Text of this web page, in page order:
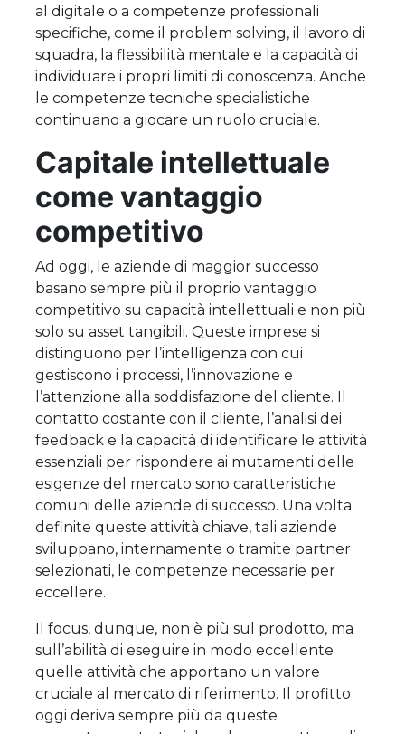
al digitale o a competenze professionali
specifiche, come il problem solving, il lavoro di
squadra, la flessibilità mentale e la capacità di
individuare i propri limiti di conoscenza. Anche
le competenze tecniche specialistiche
continuano a giocare un ruolo cruciale.
Capitale intellettuale
come vantaggio
competitivo
Ad oggi, le aziende di maggior successo
basano sempre più il proprio vantaggio
competitivo su capacità intellettuali e non più
solo su asset tangibili. Queste imprese si
distinguono per l’intelligenza con cui
gestiscono i processi, l’innovazione e
l’attenzione alla soddisfazione del cliente. Il
contatto costante con il cliente, l’analisi dei
feedback e la capacità di identificare le attività
essenziali per rispondere ai mutamenti delle
esigenze del mercato sono caratteristiche
comuni delle aziende di successo. Una volta
definite queste attività chiave, tali aziende
sviluppano, internamente o tramite partner
selezionati, le competenze necessarie per
eccellere.
Il focus, dunque, non è più sul prodotto, ma
sull’abilità di eseguire in modo eccellente
quelle attività che apportano un valore
cruciale al mercato di riferimento. Il profitto
oggi deriva sempre più da queste